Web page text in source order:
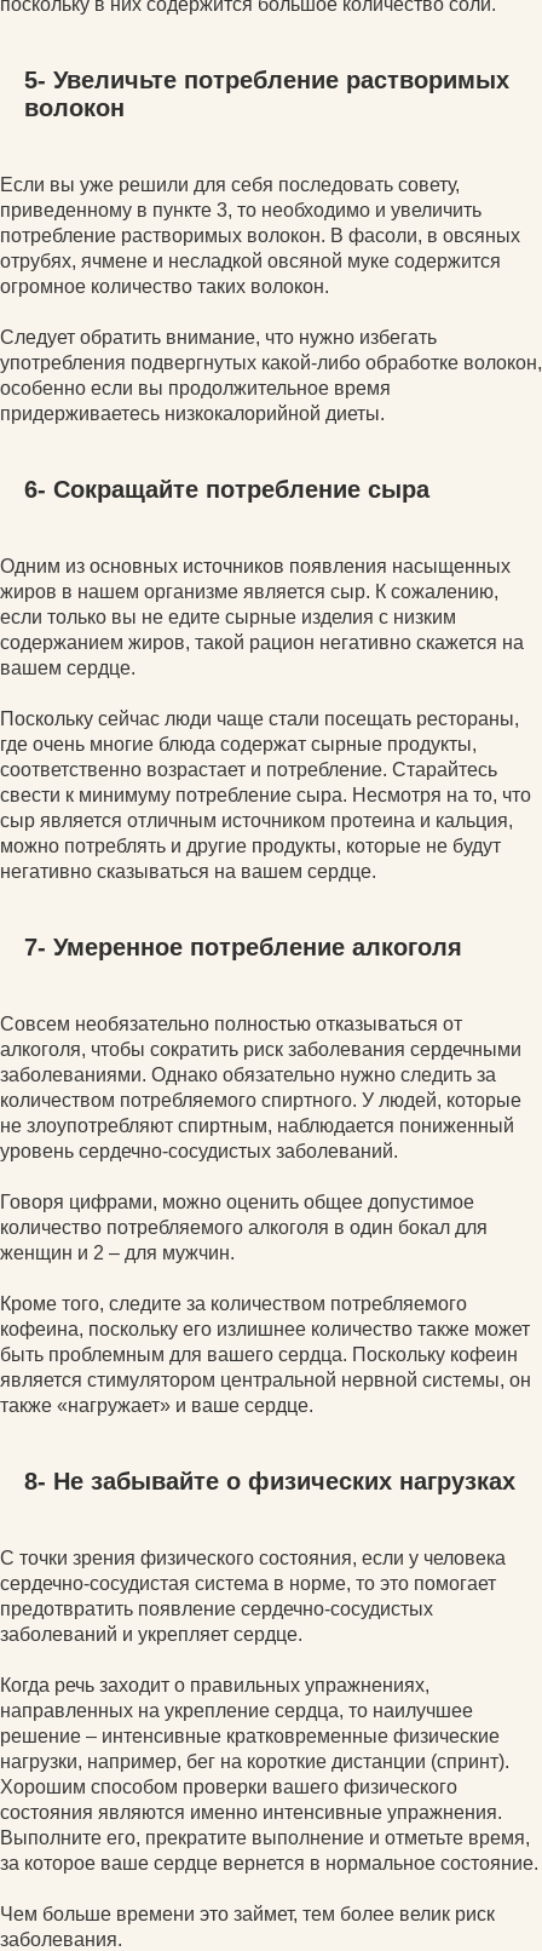
5- Увеличьте потребление растворимых
волокон
Если вы уже решили для себя последовать совету,
приведенному в пункте 3, то необходимо и увеличить
потребление растворимых волокон. В фасоли, в овсяных
отрубях, ячмене и несладкой овсяной муке содержится
огромное количество таких волокон.
Следует обратить внимание, что нужно избегать
употребления подвергнутых какой-либо обработке волокон,
особенно если вы продолжительное время
придерживаетесь низкокалорийной диеты.
6- Сокращайте потребление сыра
Одним из основных источников появления насыщенных
жиров в нашем организме является сыр. К сожалению,
если только вы не едите сырные изделия с низким
содержанием жиров, такой рацион негативно скажется на
вашем сердце.
Поскольку сейчас люди чаще стали посещать рестораны,
где очень многие блюда содержат сырные продукты,
соответственно возрастает и потребление. Старайтесь
свести к минимуму потребление сыра. Несмотря на то, что
сыр является отличным источником протеина и кальция,
можно потреблять и другие продукты, которые не будут
негативно сказываться на вашем сердце.
7- Умеренное потребление алкоголя
Совсем необязательно полностью отказываться от
алкоголя, чтобы сократить риск заболевания сердечными
заболеваниями. Однако обязательно нужно следить за
количеством потребляемого спиртного. У людей, которые
не злоупотребляют спиртным, наблюдается пониженный
уровень сердечно-сосудистых заболеваний.
Говоря цифрами, можно оценить общее допустимое
количество потребляемого алкоголя в один бокал для
женщин и 2 – для мужчин.
Кроме того, следите за количеством потребляемого
кофеина, поскольку его излишнее количество также может
быть проблемным для вашего сердца. Поскольку кофеин
является стимулятором центральной нервной системы, он
также «нагружает» и ваше сердце.
8- Не забывайте о физических нагрузках
С точки зрения физического состояния, если у человека
сердечно-сосудистая система в норме, то это помогает
предотвратить появление сердечно-сосудистых
заболеваний и укрепляет сердце.
Когда речь заходит о правильных упражнениях,
направленных на укрепление сердца, то наилучшее
решение – интенсивные кратковременные физические
нагрузки, например, бег на короткие дистанции (спринт).
Хорошим способом проверки вашего физического
состояния являются именно интенсивные упражнения.
Выполните его, прекратите выполнение и отметьте время,
за которое ваше сердце вернется в нормальное состояние.
Чем больше времени это займет, тем более велик риск
заболевания.